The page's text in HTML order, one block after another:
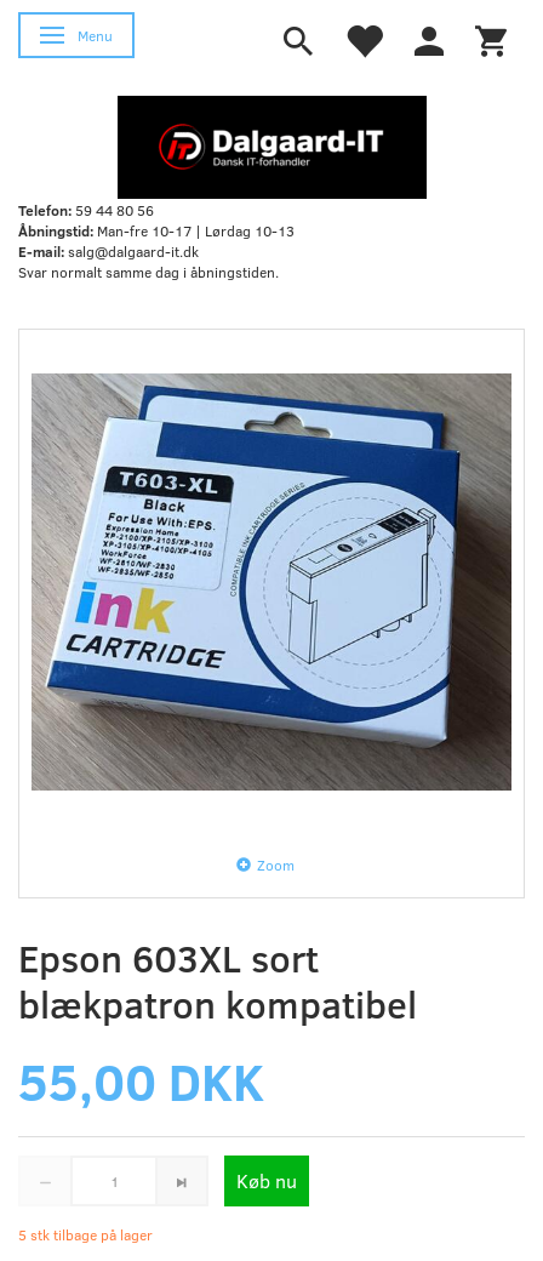
Skifte navigation
Menu
Telefon:59 44 80 56
Åbningstid: Man-fre 10-17 | Lørdag 10-13
E-mail:salg@dalgaard-it.dk
Svar normalt samme dag i åbningstiden.
Zoom
Epson 603XL sort
blækpatron kompatibel
55,00 DKK
Køb nu
5 stk tilbage på lager